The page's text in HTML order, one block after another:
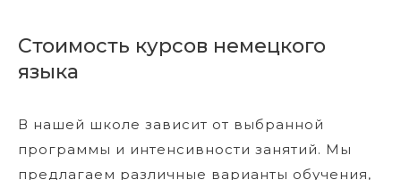
Стоимость курсов немецкого
языка
В нашей школе зависит от выбранной
программы и интенсивности занятий. Мы
предлагаем различные варианты обучения,